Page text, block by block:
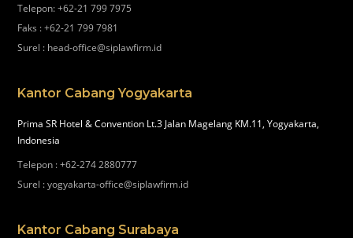
Telepon:+62-21 799 7975
Faks :+62-21 799 7981
Surel : head-office@siplawfirm.id
Kantor Cabang Yogyakarta
Prima SR Hotel & Convention Lt.3 Jalan Magelang KM.11, Yogyakarta,
Indonesia
Telepon :+62-274 2880777
Surel :yogyakarta-office@siplawfirm.id
Kantor Cabang Surabaya